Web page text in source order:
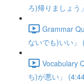
ろ)帰りましょう
Grammar
ないでも)いい」
Vocabulary
ち)が悪い」